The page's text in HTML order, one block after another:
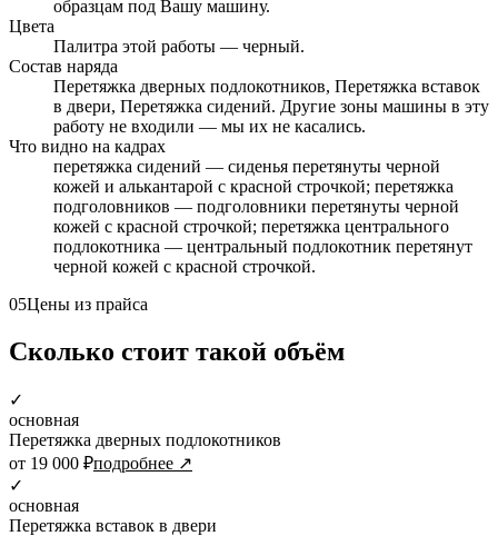
образцам под Вашу машину.
Цвета
Палитра этой работы — черный.
Состав наряда
Перетяжка дверных подлокотников, Перетяжка вставок
в двери, Перетяжка сидений. Другие зоны машины в эту
работу не входили — мы их не касались.
Что видно на кадрах
перетяжка сидений — сиденья перетянуты черной
кожей и алькантарой с красной строчкой; перетяжка
подголовников — подголовники перетянуты черной
кожей с красной строчкой; перетяжка центрального
подлокотника — центральный подлокотник перетянут
черной кожей с красной строчкой.
05Цены из прайса
Сколько стоит такой объём
✓
основная
Перетяжка дверных подлокотников
от 19 000 ₽подробнее ↗
✓
основная
Перетяжка вставок в двери